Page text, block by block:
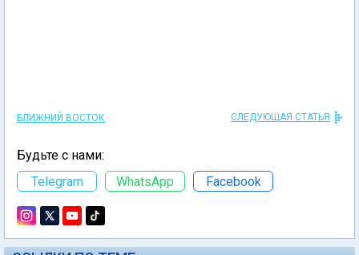
БЛИЖНИЙ ВОСТОК СЛЕДУЮЩАЯ СТАТЬЯ
Будьте с нами:
Telegram
WhatsApp Facebook